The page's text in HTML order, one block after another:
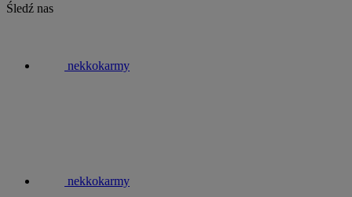
Śledź nas
nekkokarmy
nekkokarmy